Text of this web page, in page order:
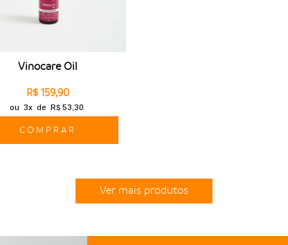
Vinocare Oil
R$ 159,90
ou 3x de R$ 53,30
COMPRAR
Ver mais produtos